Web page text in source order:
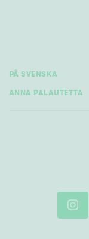
PÅ SVENSKA
ANNA PALAUTETTA